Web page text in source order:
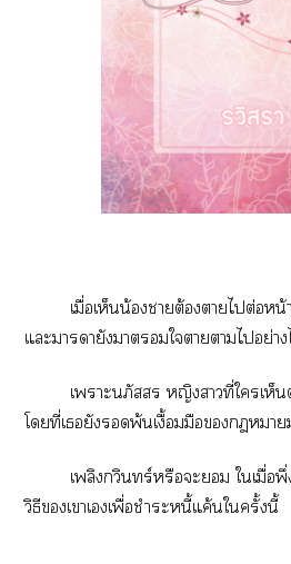
เมื่อเห็นน้องาต้องาไต่อหน้
แะาายังาใาาไอย่า
เาะนภัสสร หญิงาที่ใเห็น
โที่เยังพ้นเงื้อมมือา
เพลิงกวินทร์หรือะ ใเมื่อพึ่
วิธีเาเเพื่อชำระหนี้แค้นใครั้งนี้